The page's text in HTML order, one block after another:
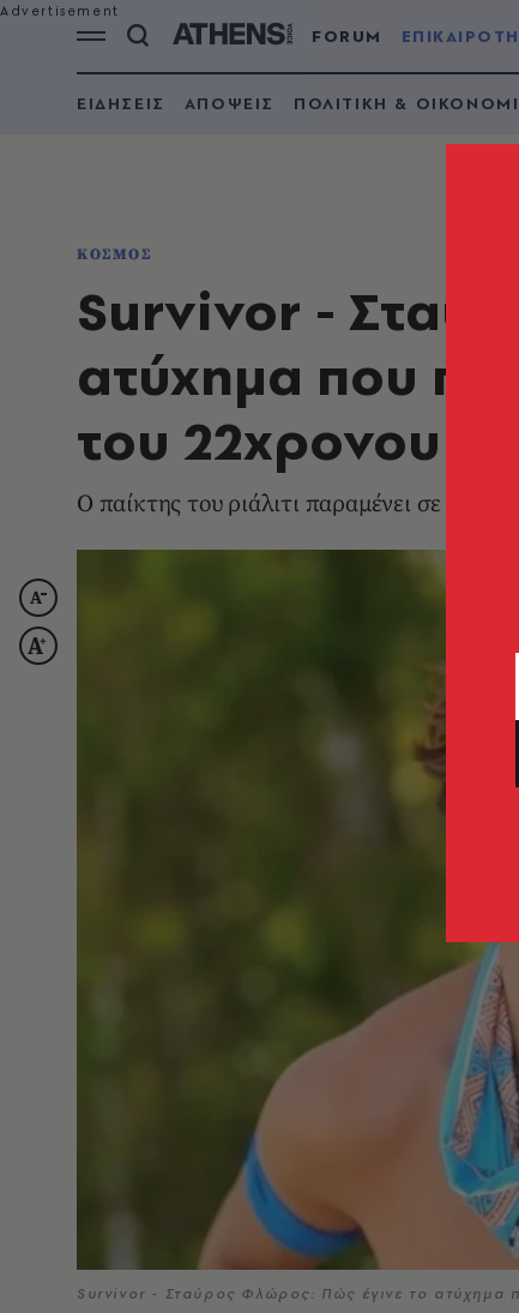
FORUM
ΕΙΔΗΣΕΙΣ ΑΠΟΨΕΙΣ ΠΟΛΙΤΙΚΗ &
ΚΟΣΜΟΣ
Survivor -
ατύχημα που
του 22χρονου
Ο παίκτης του ριάλιτι παραμένει σε
Survivor - Σταύρος Φλώρος: Πώς έγινε το ατύχημα